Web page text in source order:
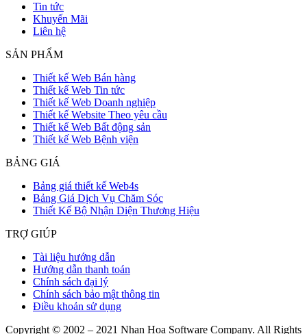
Tin tức
Khuyến Mãi
Liên hệ
SẢN PHẨM
Thiết kế Web Bán hàng
Thiết kế Web Tin tức
Thiết kế Web Doanh nghiệp
Thiết kế Website Theo yêu cầu
Thiết kế Web Bất động sản
Thiết kế Web Bệnh viện
BẢNG GIÁ
Bảng giá thiết kế Web4s
Bảng Giá Dịch Vụ Chăm Sóc
Thiết Kế Bộ Nhận Diện Thương Hiệu
TRỢ GIÚP
Tài liệu hướng dẫn
Hướng dẫn thanh toán
Chính sách đại lý
Chính sách bảo mật thông tin
Điều khoản sử dụng
Copyright © 2002 – 2021 Nhan Hoa Software Company. All Rights